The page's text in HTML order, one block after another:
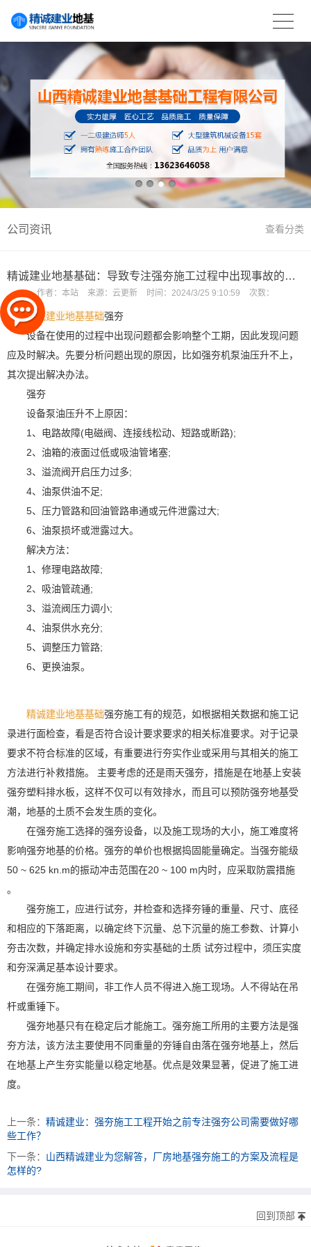
公司资讯 查看分类
精诚建业地基基础：导致专注强夯施工过程中出现事故的原因有几种？
作者： 本站 来源： 云更新 时间： 2024/3/25 9:10:59 次数：
精诚建业地基基础强夯
设备在使用的过程中出现问题都会影响整个工期，因此发现问题
应及时解决。先要分析问题出现的原因，比如强夯机泵油压升不上，
其次提出解决办法。
强夯
设备泵油压升不上原因：
1、电路故障(电磁阀、连接线松动、短路或断路);
2、油箱的液面过低或吸油管堵塞;
3、溢流阀开启压力过多;
4、油泵供油不足;
5、压力管路和回油管路串通或元件泄露过大;
6、油泵损坏或泄露过大。
解决方法：
1、修理电路故障;
2、吸油管疏通;
3、溢流阀压力调小;
4、油泵供水充分;
5、调整压力管路;
6、更换油泵。
精诚建业地基基础强夯施工有的规范，如根据相关数据和施工记
录进行面检查，看是否符合设计要求要求的相关标准要求。对于记录
要求不符合标准的区域，有重要进行夯实作业或采用与其相关的施工
方法进行补救措施。 主要考虑的还是雨天强夯，措施是在地基上安装
强夯塑料排水板，这样不仅可以有效排水，而且可以预防强夯地基受
潮，地基的土质不会发生质的变化。
在强夯施工选择的强夯设备，以及施工现场的大小，施工难度将
影响强夯地基的价格。强夯的单价也根据捣固能量确定。当强夯能级
50 ~ 625 kn.m的振动冲击范围在20 ~ 100 m内时，应采取防震措施
。
强夯施工，应进行试夯，并检查和选择夯锤的重量、尺寸、底径
和相应的下落距离，以确定终下沉量、总下沉量的施工参数、计算小
夯击次数，并确定排水设施和夯实基础的土质 试夯过程中，须压实度
和夯深满足基本设计要求。
在强夯施工期间，非工作人员不得进入施工现场。人不得站在吊
杆或重锤下。
强夯地基只有在稳定后才能施工。强夯施工所用的主要方法是强
夯方法，该方法主要使用不同重量的夯锤自由落在强夯地基上，然后
在地基上产生夯实能量以稳定地基。优点是效果显著，促进了施工进
度。
上一条： 精诚建业：强夯施工工程开始之前专注强夯公司需要做好哪
些工作？
下一条： 山西精诚建业为您解答，厂房地基强夯施工的方案及流程是
怎样的?
回到顶部